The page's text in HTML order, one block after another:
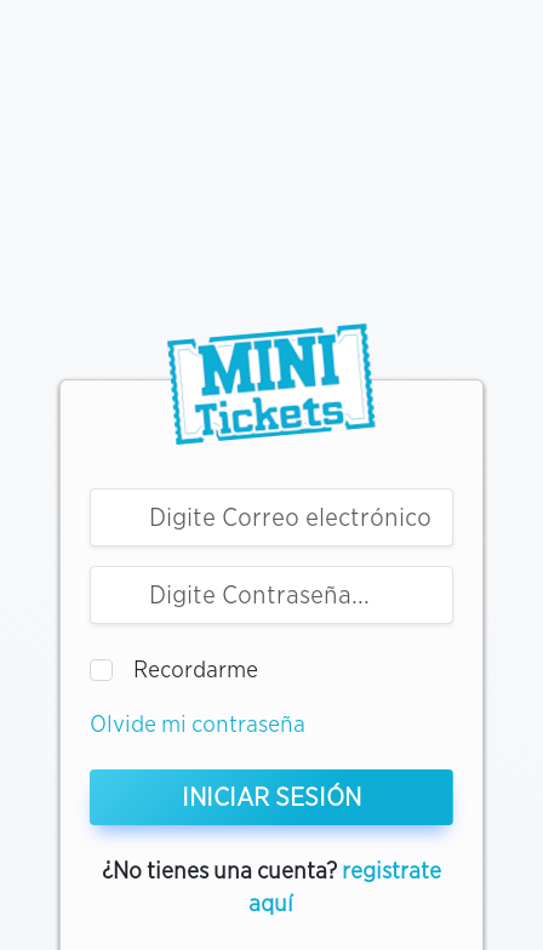
Recordarme
Olvide mi contraseña
INICIAR SESIÓN
¿No tienes una cuenta? registrate
aquí